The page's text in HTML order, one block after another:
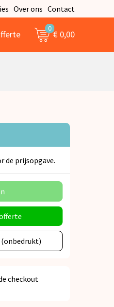
Over ons Contact
0
€ 0,00
de prijsopgave.
(onbedrukt)
checkout